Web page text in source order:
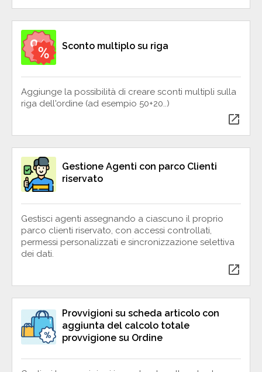
Sconto multiplo su riga
Aggiunge la possibilità di creare sconti multipli sulla
riga dell'ordine (ad esempio 50+20..)
open_in_new
Gestione Agenti con parco Clienti
riservato
Gestisci agenti assegnando a ciascuno il proprio
parco clienti riservato, con accessi controllati,
permessi personalizzati e sincronizzazione selettiva
dei dati.
open_in_new
Provvigioni su scheda articolo con
aggiunta del calcolo totale
provvigione su Ordine